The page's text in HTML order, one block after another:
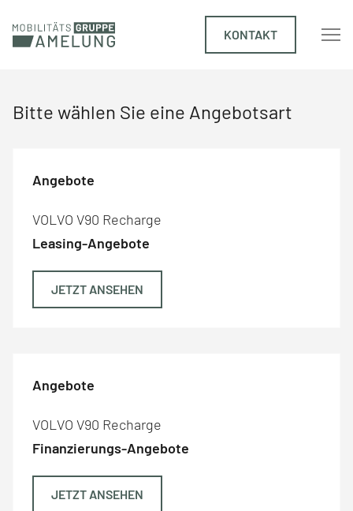
KONTAKT
Bitte wählen Sie eine Angebotsart
Angebote
VOLVO V90 Recharge
Leasing-Angebote
JETZT ANSEHEN
Angebote
VOLVO V90 Recharge
Finanzierungs-Angebote
JETZT ANSEHEN